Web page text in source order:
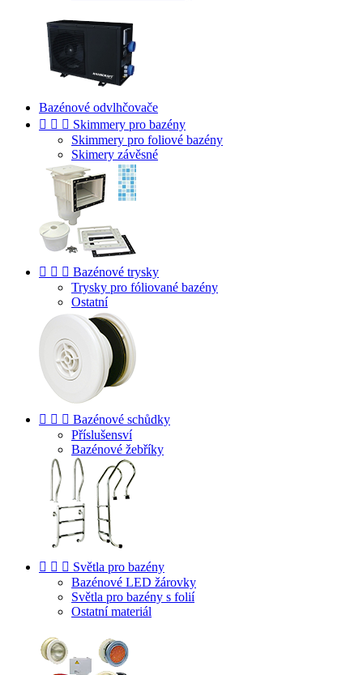
Bazénové odvlhčovače
   Skimmery pro bazény
Skimmery pro foliové bazény
Skimery závěsné
   Bazénové trysky
Trysky pro fóliované bazény
Ostatní
   Bazénové schůdky
Příslušensví
Bazénové žebříky
   Světla pro bazény
Bazénové LED žárovky
Světla pro bazény s folií
Ostatní materiál